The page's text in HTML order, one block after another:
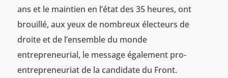
ans et le maintien en l’état des 35 heures, ont
brouillé, aux yeux de nombreux électeurs de
droite et de l’ensemble du monde
entrepreneurial, le message également pro-
entrepreneuriat de la candidate du Front.